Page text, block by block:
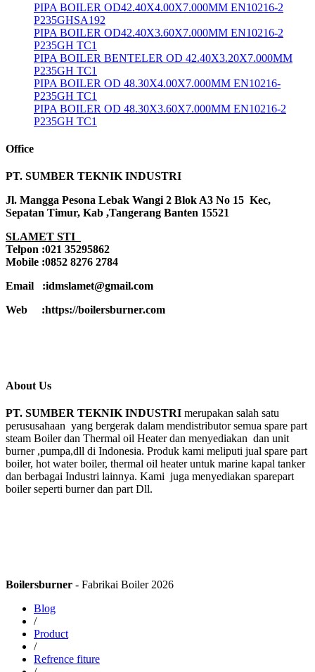
PIPA BOILER OD42.40X4.00X7.000MM EN10216-2
P235GHSA192
PIPA BOILER OD42.40X3.60X7.000MM EN10216-2
P235GH TC1
PIPA BOILER BENTELER OD 42.40X3.20X7.000MM
P235GH TC1
PIPA BOILER OD 48.30X4.00X7.000MM EN10216-
P235GH TC1
PIPA BOILER OD 48.30X3.60X7.000MM EN10216-2
P235GH TC1
Office
PT. SUMBER TEKNIK INDUSTRI
Jl. Mangga Pesona Lebak Wangi 2 Blok A3 No 15 Kec,
Sepatan Timur, Kab ,Tangerang Banten 15521
SLAMET STI
Telpon :021 35295862
Mobile :0852 8276 2784
Email :idmslamet@gmail.com
Web :https://boilersburner.com
About Us
PT. SUMBER TEKNIK INDUSTRI merupakan salah satu
perususahaan yang bergerak dalam mendistributor semua spare part
steam Boiler dan Thermal oil Heater dan menyediakan dan unit
burner ,pumpa,dll di Indonesia. Produk kami meliputi jual spare part
boiler, hot water boiler, thermal oil heater untuk marine kapal tanker
dan berbagai Industri lainnya. Kami juga menyediakan sparepart
boiler seperti burner dan part Dll.
Boilersburner - Fabrikai Boiler 2026
Blog
/
Product
/
Refrence fiture